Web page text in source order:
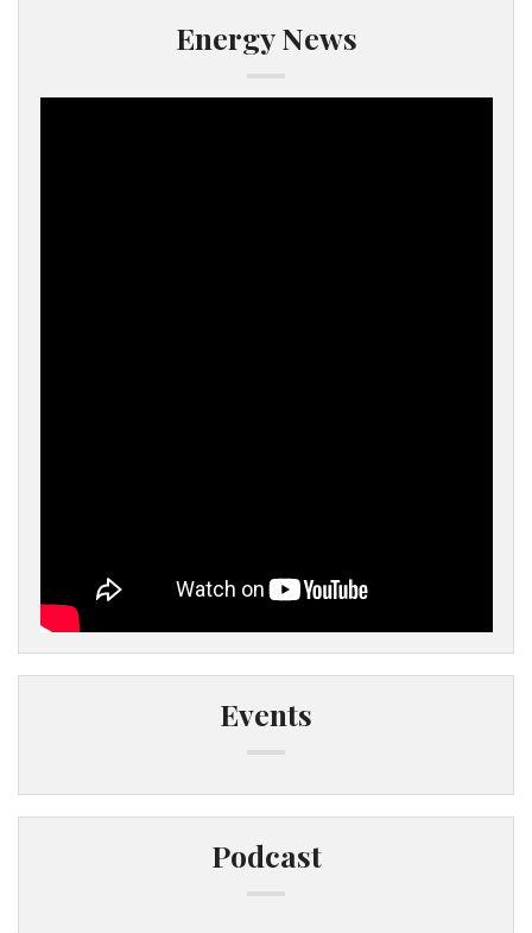
Energy News
Events
Podcast